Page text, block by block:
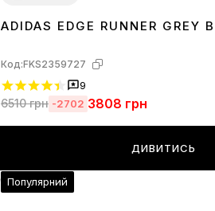
36 3738 39 40414243 44
ADIDAS EDGE RUNNER GREY
Код:FKS2359727
9
6510грн -2702 3808 грн
ДИВИТИСЬ
Популярний